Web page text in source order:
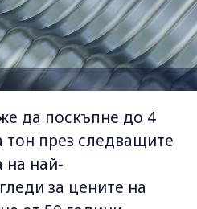
да поскъпне до 4
тон през следващите
на най-
за цените на